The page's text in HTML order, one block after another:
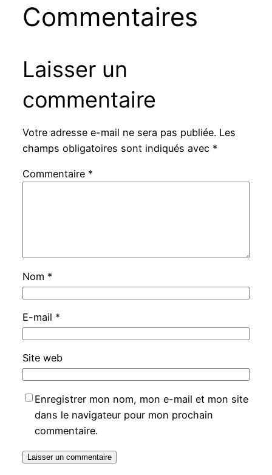
Commentaires
Laisser un
commentaire
Votre adresse e-mail ne sera pas publiée. Les
champs obligatoires sont indiqués avec *
Commentaire *
Nom *
E-mail *
Site web
Enregistrer mon nom, mon e-mail et mon site
dans le navigateur pour mon prochain
commentaire.